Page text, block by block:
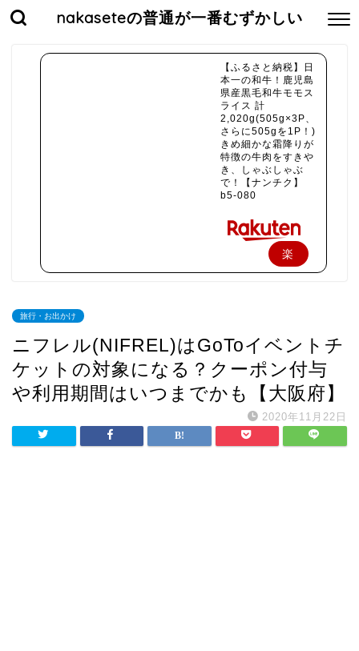
nakaseteの普通が一番むずかしい
【ふるさと納税】日
本一の和牛！鹿児島
県産黒毛和牛モモス
ライス 計
2,020g(505g×3P、
さらに505gを1P！)
きめ細かな霜降りが
特徴の牛肉をすきや
き、しゃぶしゃぶ
で！【ナンチク】
b5-080
楽
入
旅行・お出かけ
ニフレル(NIFREL)はGoToイベントチ
ケットの対象になる？クーポン付与
や利用期間はいつまでかも【大阪府】
2020年11月22日